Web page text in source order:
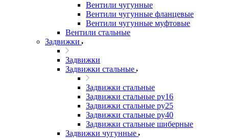
Вентили чугунные
Вентили чугунные фланцевые
Вентили чугунные муфтовые
Вентили стальные
Задвижки
Задвижки
Задвижки стальные
Задвижки стальные
Задвижки стальные ру16
Задвижки стальные ру25
Задвижки стальные ру40
Задвижки стальные шиберные
Задвижки чугунные